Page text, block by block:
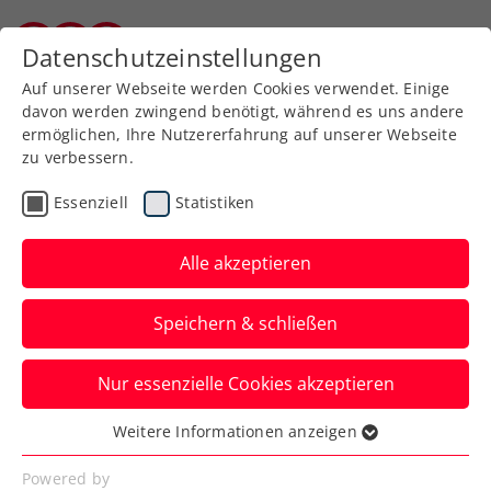
Zurück zur Newsübersicht
Turniere
Tennis Europe Summer
Cups: Auch die ÖTV-U16-
Girls fahren zur
Finalrunde
Anna Pircher, Lea Haider-Maurer und
Kara Fronek lösen ihr Ticket als Zweite
der Qualifikationsrunde in Hamburg.
Datenschutzeinstellungen
Auf unserer Webseite werden Cookies verwendet. Einige
davon werden zwingend benötigt, während es uns andere
ermöglichen, Ihre Nutzererfahrung auf unserer Webseite
zu verbessern.
Essenziell Statistiken
Alle akzeptieren
Speichern & schließen
Nur essenzielle Cookies akzeptieren
Essenziell
Essenzielle Cookies werden für grundlegende
Weitere Informationen anzeigen
Powered by